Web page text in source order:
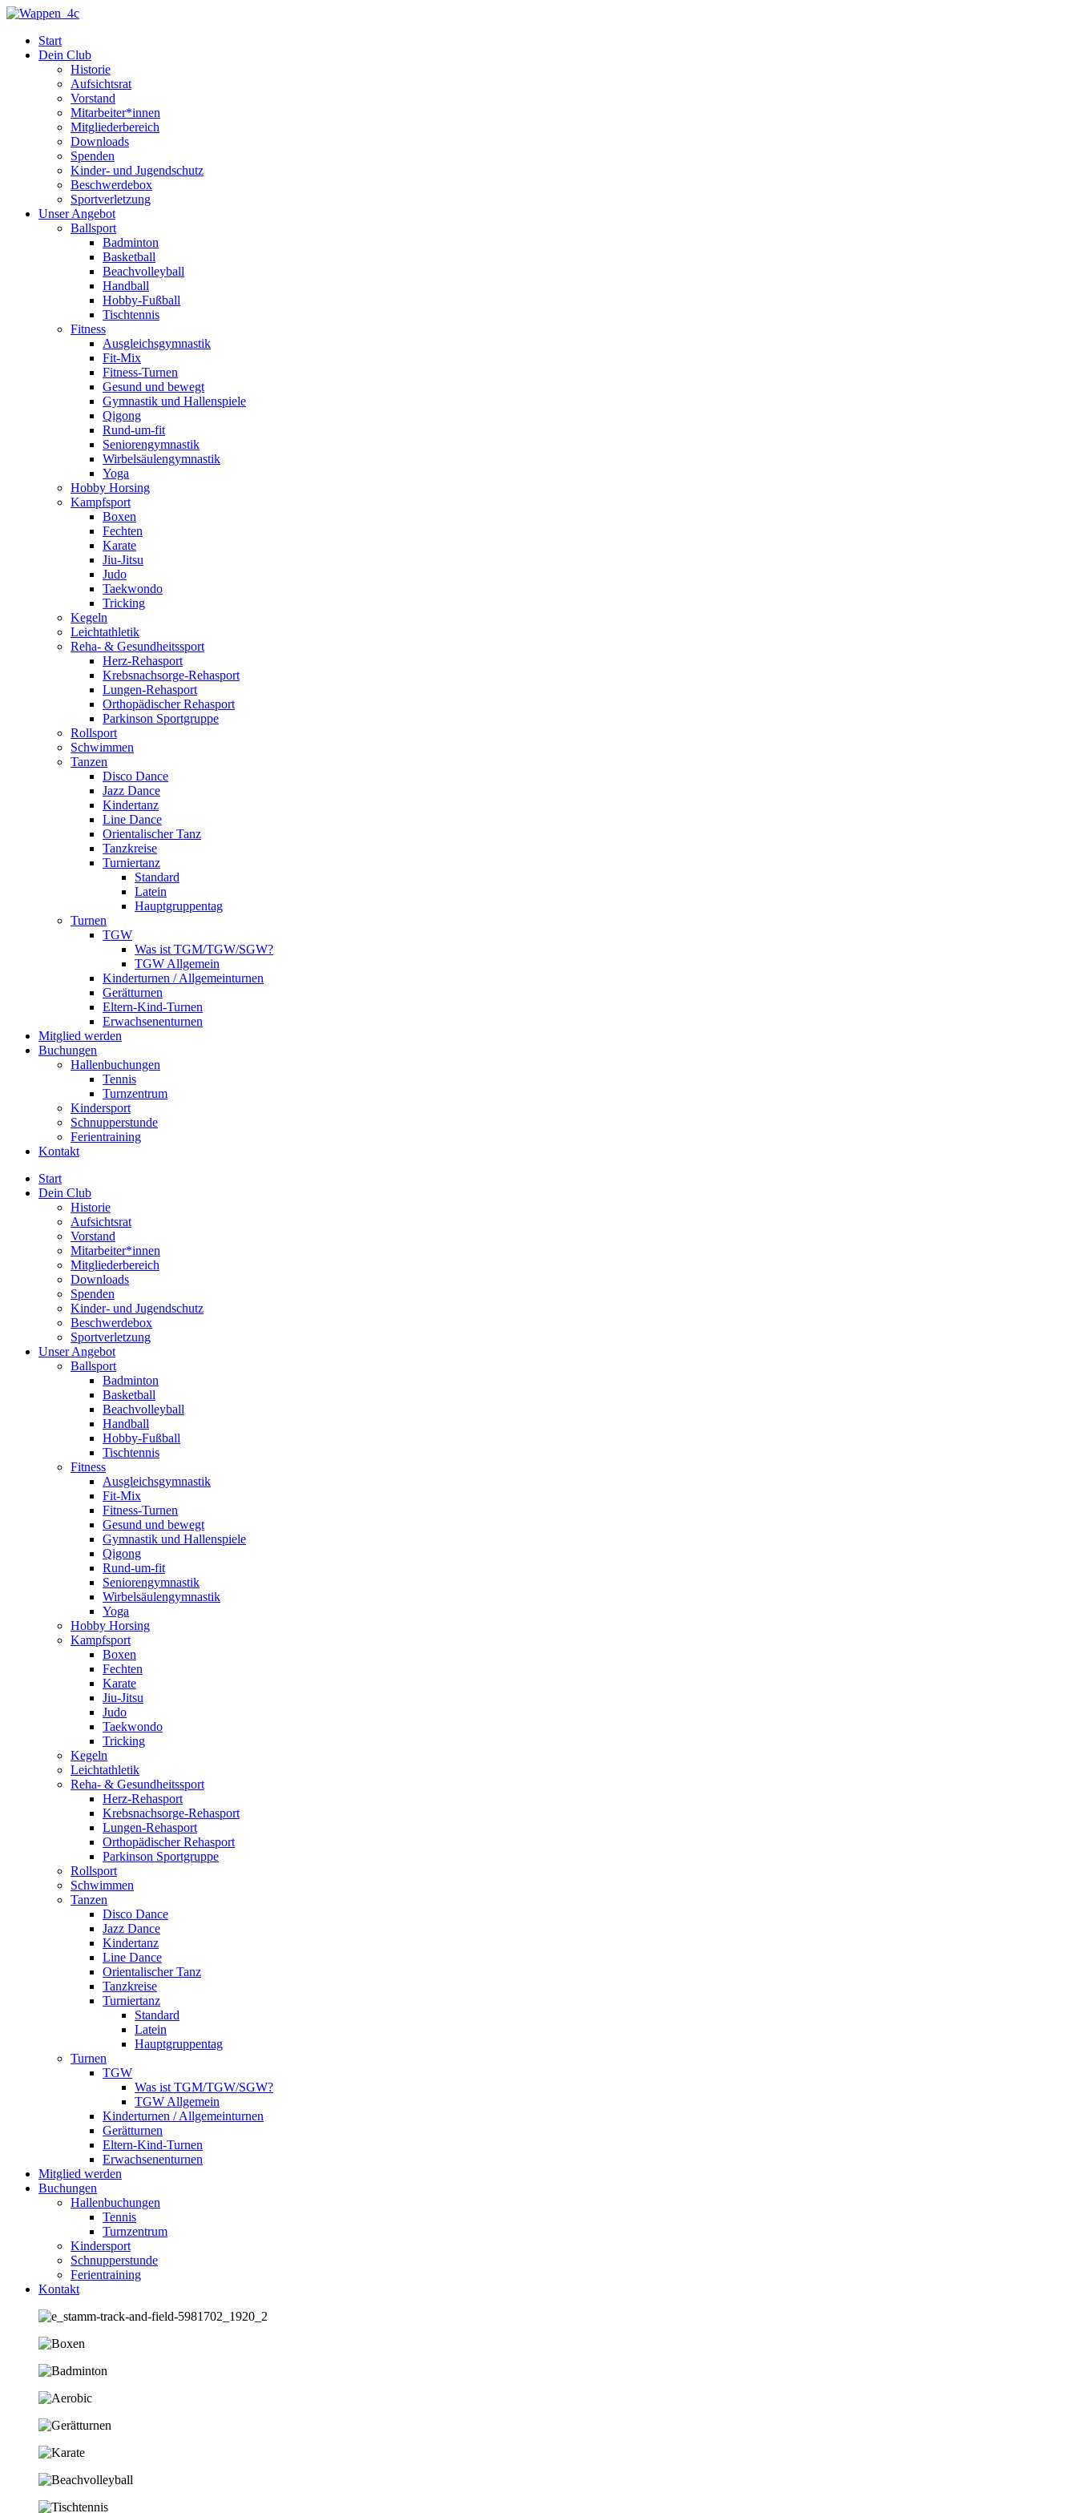
Zum
springenStart
Dein Club
Historie
Aufsichtsrat
Vorstand
Mitarbeiter*innen
Mitgliederbereich
Downloads
Spenden
Kinder- und Jugendschutz
Beschwerdebox
Sportverletzung
Unser Angebot
Ballsport
Badminton
Basketball
Beachvolleyball
Handball
Hobby-Fußball
Tischtennis
Fitness
Ausgleichsgymnastik
Fit-Mix
Fitness-Turnen
Gesund und bewegt
Gymnastik und Hallenspiele
Qigong
Rund-um-fit
Seniorengymnastik
Wirbelsäulengymnastik
Yoga
Hobby Horsing
Kampfsport
Boxen
Fechten
Karate
Jiu-Jitsu
Judo
Taekwondo
Tricking
Kegeln
Leichtathletik
Reha- & Gesundheitssport
Herz-Rehasport
Krebsnachsorge-Rehasport
Lungen-Rehasport
Orthopädischer Rehasport
Parkinson Sportgruppe
Rollsport
Schwimmen
Tanzen
Disco Dance
Jazz Dance
Kindertanz
Line Dance
Orientalischer Tanz
Tanzkreise
Turniertanz
Standard
Latein
Hauptgruppentag
Turnen
TGW
Was ist TGM/TGW/SGW?
TGW Allgemein
Kinderturnen / Allgemeinturnen
Gerätturnen
Eltern-Kind-Turnen
Erwachsenenturnen
Mitglied werden
Buchungen
Hallenbuchungen
Tennis
Turnzentrum
Kindersport
Schnupperstunde
Ferientraining
Kontakt
Start
Dein Club
Historie
Aufsichtsrat
Vorstand
Mitarbeiter*innen
Mitgliederbereich
Downloads
Spenden
Kinder- und Jugendschutz
Beschwerdebox
Sportverletzung
Unser Angebot
Ballsport
Badminton
Basketball
Beachvolleyball
Handball
Hobby-Fußball
Tischtennis
Fitness
Ausgleichsgymnastik
Fit-Mix
Fitness-Turnen
Gesund und bewegt
Gymnastik und Hallenspiele
Qigong
Rund-um-fit
Seniorengymnastik
Wirbelsäulengymnastik
Yoga
Hobby Horsing
Kampfsport
Boxen
Fechten
Karate
Jiu-Jitsu
Judo
Taekwondo
Tricking
Kegeln
Leichtathletik
Reha- & Gesundheitssport
Herz-Rehasport
Krebsnachsorge-Rehasport
Lungen-Rehasport
Orthopädischer Rehasport
Parkinson Sportgruppe
Rollsport
Schwimmen
Tanzen
Disco Dance
Jazz Dance
Kindertanz
Line Dance
Orientalischer Tanz
Tanzkreise
Turniertanz
Standard
Latein
Hauptgruppentag
Turnen
TGW
Was ist TGM/TGW/SGW?
TGW Allgemein
Kinderturnen / Allgemeinturnen
Gerätturnen
Eltern-Kind-Turnen
Erwachsenenturnen
Mitglied werden
Buchungen
Hallenbuchungen
Tennis
Turnzentrum
Kindersport
Schnupperstunde
Ferientraining
Kontakt